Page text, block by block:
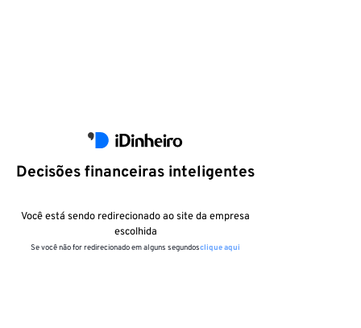
Decisões financeiras inteligentes
Você está sendo redirecionado ao site da empresa
escolhida
Se você não for redirecionado em alguns segundosclique aqui